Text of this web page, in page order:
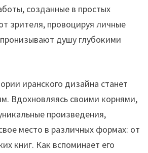
созданные в простых
зрителя, провоцируя личные
душу глубокими
иранского дизайна станет
Вдохновляясь своими корнями,
произведения,
место в различных формах: от
книг. Как вспоминает его